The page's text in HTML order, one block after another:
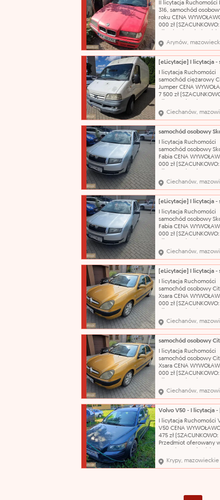
osobowy Marka: BMW
II licytacja Ruchomości
316, samochód
roku CENA
000 zł
korozję, łuszczący się
bezbarwny oraz liczne
uszkodzenia i otarcia
swojej powierzchni.
katalogowa: Samochód
osobowy Marka: BMW
Arynów,
I licytacja Ruchomości
samochód ciężarowy
Jumper CENA
7 500 zł
Samochód dostawczy
Citroën Model: Jumper
nadwozia: bus
silnika: 2800 cm³
olej napędowy Rok
2004 Nr rejestracyjny:
WCI20555
Ciechanów,
I licytacja Ruchomości
samochód osobowy
Fabia CENA
000 zł
Samochód osobowy
Škoda Model: Fabia Typ
nadwozia: hatchback-
Pojemność silnika: 1198
Rodzaj paliwa:
produkcji: 2003
biegów: manualna Nr
Ciechanów,
I licytacja Ruchomości
samochód osobowy
Fabia CENA
000 zł
Samochód osobowy
Škoda Model: Fabia Typ
nadwozia: hatchback-
Pojemność silnika: 1198
Rodzaj paliwa:
produkcji: 2003
biegów: manualna Nr
Ciechanów,
I licytacja Ruchomości
samochód osobowy
Xsara CENA
000 zł
Samochód osobowy
Citroën Model: Xsara
nadwozia: hatchback-
Pojemność silnika: 1587
Rodzaj paliwa:
produkcji: 2002
biegów: manualna Nr
Ciechanów,
I licytacja Ruchomości
samochód osobowy
Xsara CENA
000 zł
Samochód osobowy
Citroën Model: Xsara
nadwozia: hatchback-
Pojemność silnika: 1587
Rodzaj paliwa:
produkcji: 2002
biegów: manualna Nr
Ciechanów,
I licytacja Ruchomości
V50 CENA
475 zł (SZACUNKOWO:
Przedmiot oferowany
orzeczenia Sądu o jego
przepadku na rzecz
Przegląd techniczny do
Krypy, mazowieckie